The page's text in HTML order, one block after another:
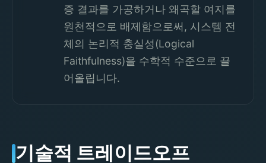
증 결과를 가공하거나 왜곡할 여지를
원천적으로 배제함으로써, 시스템 전
체의 논리적 충실성(Logical
Faithfulness)을 수학적 수준으로 끌
어올립니다.
기술적 트레이드오프